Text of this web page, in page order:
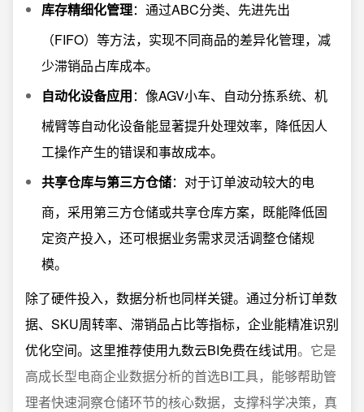
库存精细化管理：通过ABC分类、先进先出
（FIFO）等方法，实现不同商品的差异化管理，减
少滞销品占库成本。
自动化设备应用：像AGV小车、自动分拣系统、机
械臂等自动化设备能显著提升处理效率，降低因人
工操作产生的错误和事故成本。
共享仓库与第三方仓储：对于订单波动较大的电
商，采用第三方仓储或共享仓库方案，既能降低固
定资产投入，还可根据业务需求灵活调整仓储规
模。
除了硬件投入，数据分析也同样关键。通过分析订单数
据、SKU周转率、滞销品占比等指标，企业能精准识别
优化空间。这里推荐使用九数云BI免费在线试用。它是
高成长型电商企业数据分析的首选BI工具，能够帮助管
理者快速洞察仓储环节的核心数据，支撑科学决策，真